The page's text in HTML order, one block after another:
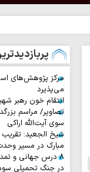
مرکز پژوهش‌های
می‌پذیرد
انتقام خون رهبر
تصاویر/ مراسم
سوی آیت‌الله اراکی
شیخ الجعید: تقریب
مبارک در مسیر
۸ درس جهانی و
در جنگ تحمیلی